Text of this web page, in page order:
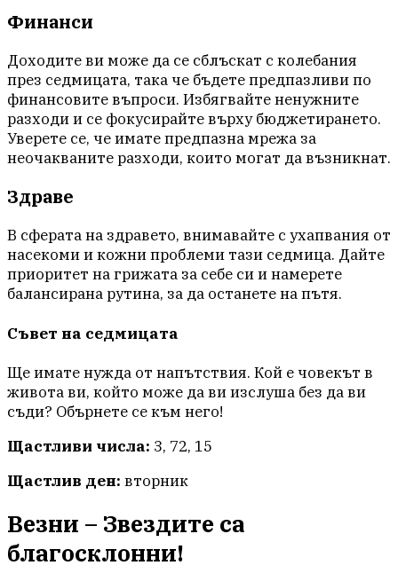
Финанси
Доходите ви може да се сблъскат с колебания
през седмицата, така че бъдете предпазливи по
финансовите въпроси. Избягвайте ненужните
разходи и се фокусирайте върху бюджетирането.
Уверете се, че имате предпазна мрежа за
неочакваните разходи, които могат да възникнат.
Здраве
В сферата на здравето, внимавайте с ухапвания от
насекоми и кожни проблеми тази седмица. Дайте
приоритет на грижата за себе си и намерете
балансирана рутина, за да останете на пътя.
Съвет на седмицата
Ще имате нужда от напътствия. Кой е човекът в
живота ви, който може да ви изслуша без да ви
съди? Обърнете се към него!
Щастливи числа: 3, 72, 15
Щастлив ден: вторник
Везни – Звездите са
благосклонни!